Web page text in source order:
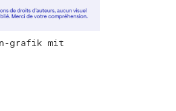
grafik mit